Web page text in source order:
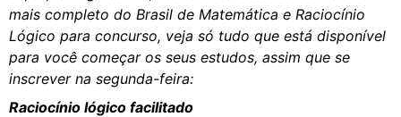
mais completo do Brasil de Matemática e Raciocínio
Lógico para concurso, veja só tudo que está disponível
para você começar os seus estudos, assim que se
inscrever na segunda-feira:
Raciocínio lógico facilitado